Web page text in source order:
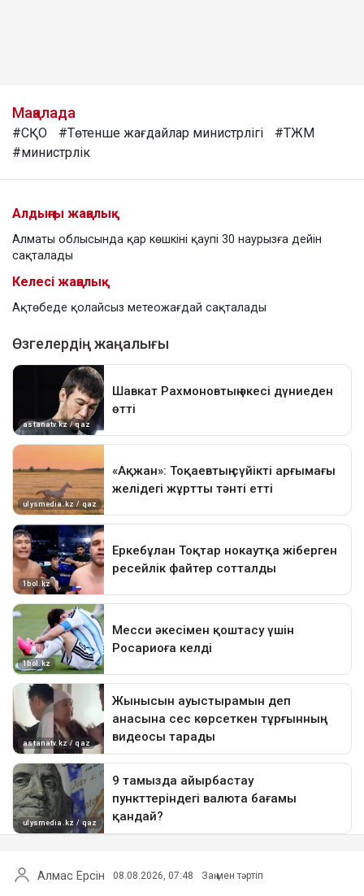
Мақалада
#СҚО #Төтенше жағдайлар министрлігі
#ТЖМ
#министрлік
Алдыңғы жаңалық
Алматы облысында қар көшкіні қаупі 30 наурызға дейін
сақталады
Келесі жаңалық
Ақтөбеде қолайсыз метеожағдай сақталады
Алмас Ерсін 08.08.2026, 07:48 Заң мен тәртіп